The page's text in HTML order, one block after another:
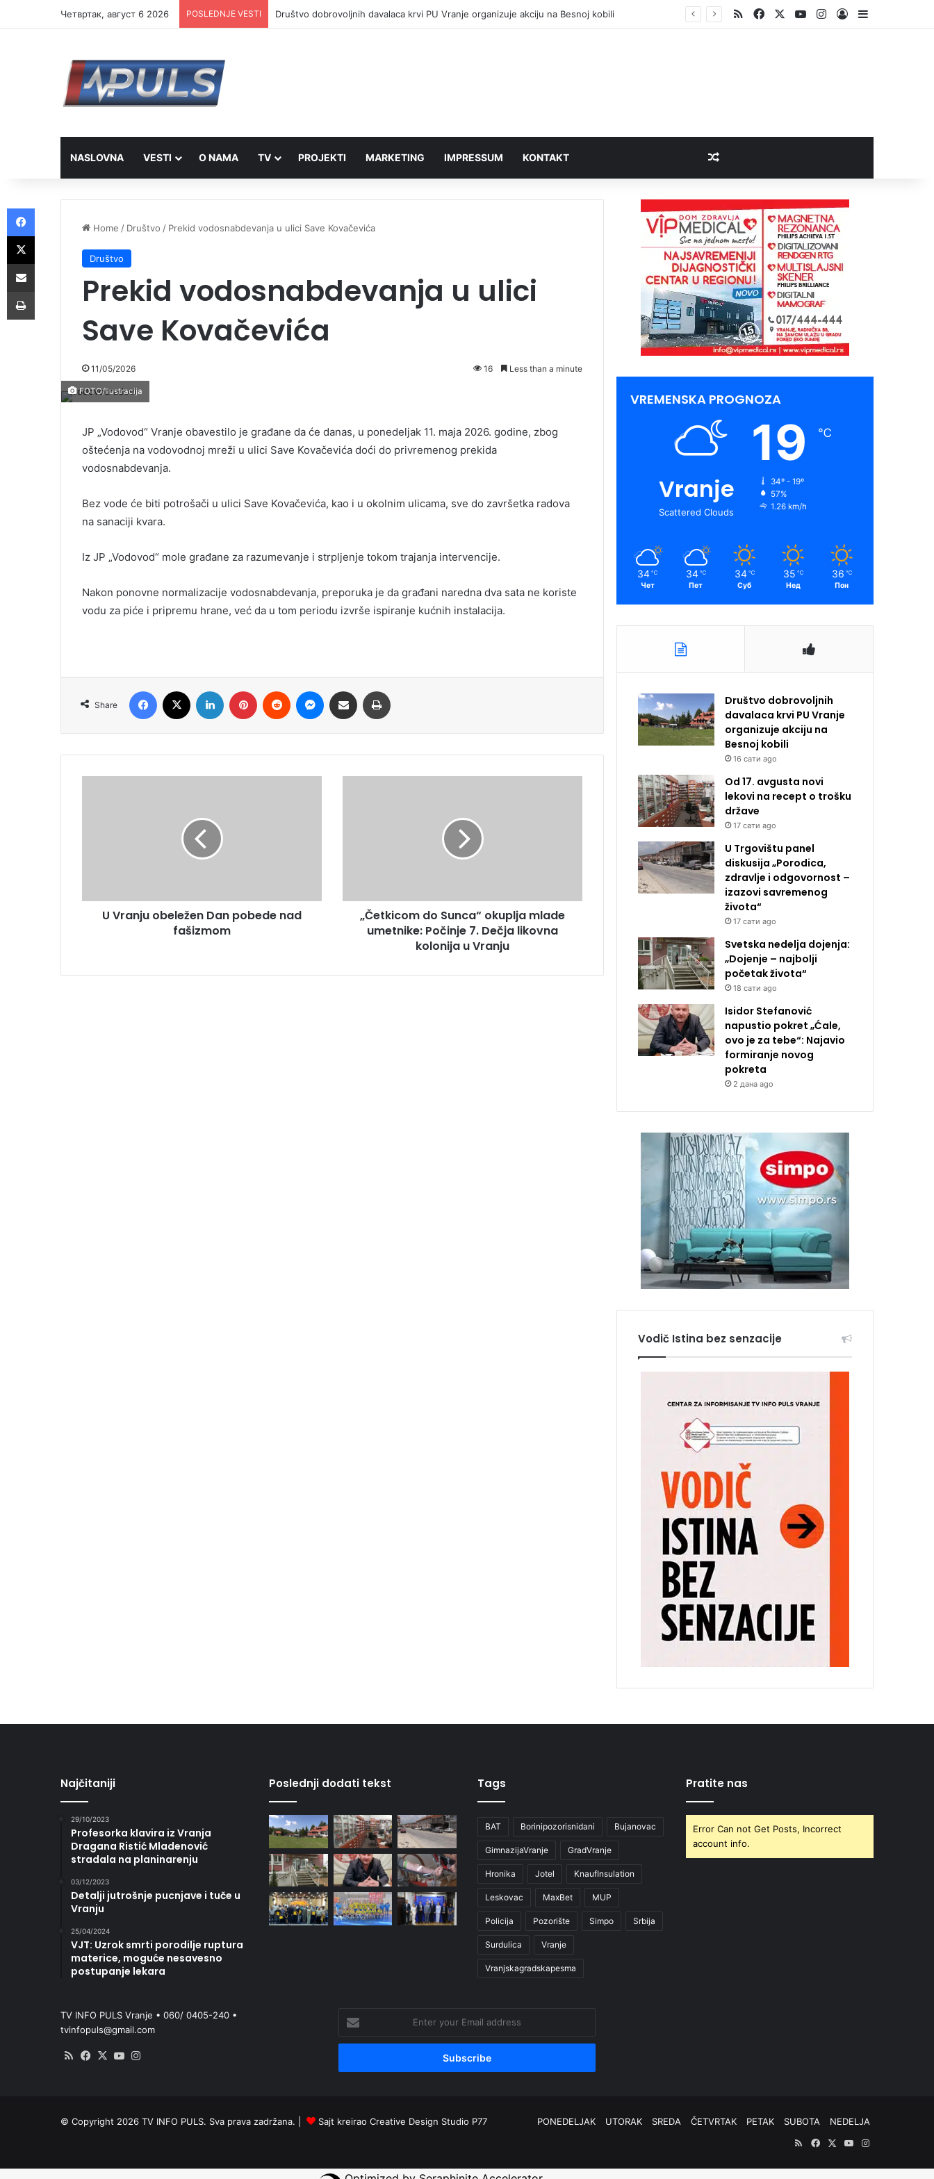
Четвртак, август 6 2026 POSLEDNJE VESTI Društvo dobrovoljnih davalaca krvi PU Vranje organizuje akciju na Besnoj kobili RSSFacebookYouTubeInstagram
Log InSidebar
NASLOVNA VESTI O NAMA TV PROJEKTI MARKETING IMPRESSUM KONTAKT Random Article
Home / Društvo / Prekid vodosnabdevanja u ulici Save Kovačevića
Društvo
Prekid vodosnabdevanja u ulici
Save Kovačevića
11/05/2026 16 Less than a minute
FOTO/Ilustracija
JP „Vodovod“ Vranje obavestilo je građane da će danas, u ponedeljak 11. maja 2026. godine, zbog
oštećenja na vodovodnoj mreži u ulici Save Kovačevića doći do privremenog prekida
vodosnabdevanja.
Bez vode će biti potrošači u ulici Save Kovačevića, kao i u okolnim ulicama, sve do završetka radova
na sanaciji kvara.
Iz JP „Vodovod“ mole građane za razumevanje i strpljenje tokom trajanja intervencije.
Nakon ponovne normalizacije vodosnabdevanja, preporuka je da građani naredna dva sata ne koriste
vodu za piće i pripremu hrane, već da u tom periodu izvrše ispiranje kućnih instalacija.
Share
Facebook LinkedIn Pinterest Reddit Messenger
Share via Email
U Vranju obeležen Dan pobede nad
fašizmom
„Četkicom do Sunca“ okuplja mlade
umetnike: Počinje 7. Dečja likovna
kolonija u Vranju
VREMENSKA PROGNOZA
Vranje
Scattered Clouds
19 ℃
34º - 19º
57%
1.26 km/h
34 ℃
Чет
34 ℃
Пет
34 ℃
Суб
35 ℃
Нед
36 ℃
Пон
Društvo dobrovoljnih
davalaca krvi PU Vranje
organizuje akciju na
Besnoj kobili
16 сати ago
Od 17. avgusta novi
lekovi na recept o trošku
države
17 сати ago
U Trgovištu panel
diskusija „Porodica,
zdravlje i odgovornost –
izazovi savremenog
života“
17 сати ago
Svetska nedelja dojenja:
„Dojenje – najbolji
početak života“
18 сати ago
Isidor Stefanović
napustio pokret „Ćale,
ovo je za tebe“: Najavio
formiranje novog
pokreta
2 дана ago
Vodič Istina bez senzacije
Najčitaniji
29/10/2023
Profesorka klavira iz Vranja
Dragana Ristić Mladenović
stradala na planinarenju
03/12/2023
Detalji jutrošnje pucnjave i tuče u
Vranju
25/04/2024
VJT: Uzrok smrti porodilje ruptura
materice, moguće nesavesno
postupanje lekara
Poslednji dodati tekst Tags
BAT Borinipozorisnidani Bujanovac
GimnazijaVranje GradVranje
Hronika Jotel KnaufInsulation
Leskovac MaxBet MUP
Policija Pozorište Simpo Srbija
Surdulica Vranje
Vranjskagradskapesma
Pratite nas
Error Can not Get Posts, Incorrect
account info.
TV INFO PULS Vranje • 060/ 0405-240 •
tvinfopuls@gmail.com
RSS Facebook
X YouTube
your
Email
© Copyright 2026 TV INFO PULS. Sva prava zadržana. | Sajt kreirao Creative Design Studio P77 PONEDELJAK UTORAK SREDA ČETVRTAK PETAK SUBOTA
NEDELJA
RSSFacebook
X YouTubeInstagram
Facebook
X
Share via Email